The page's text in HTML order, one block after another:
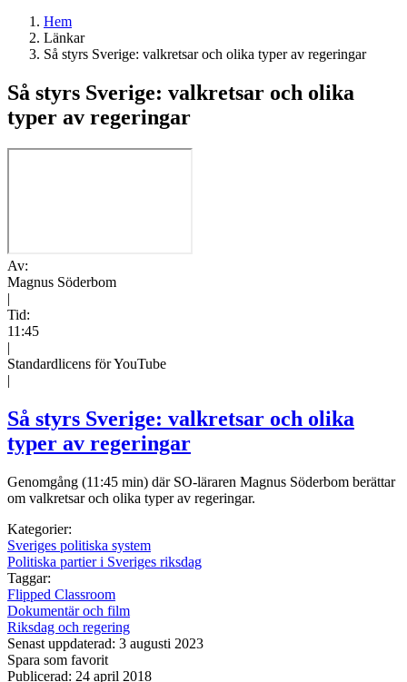
Hem
Länkar
Så styrs Sverige: valkretsar och olika typer av regeringar
Så styrs Sverige: valkretsar och olika
typer av regeringar
Av:
Magnus Söderbom
|
Tid:
11:45
|
Standardlicens för YouTube
|
Så styrs Sverige: valkretsar och olika
typer av regeringar
Genomgång (11:45 min) där SO-läraren Magnus Söderbom berättar
om valkretsar och olika typer av regeringar.
Kategorier:
Sveriges politiska system
Politiska partier i Sveriges riksdag
Taggar:
Flipped Classroom
Dokumentär och film
Riksdag och regering
Senast uppdaterad: 3 augusti 2023
Spara som favorit
Publicerad: 24 april 2018